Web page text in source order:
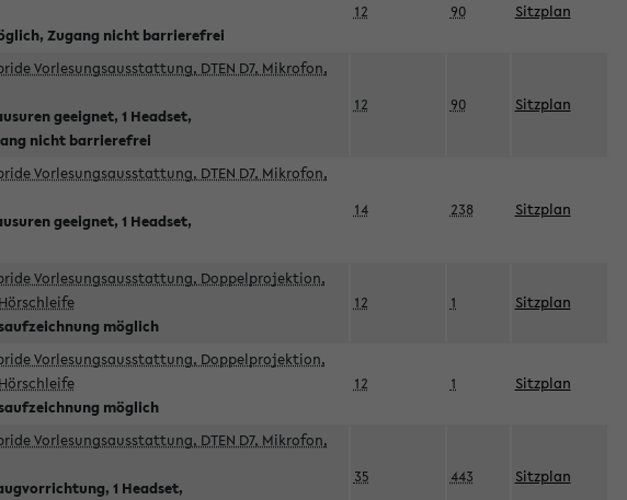
Zugang nicht barrierefrei
12 90 Sitzplan
Vorlesungsausstattung, DTEN D7, Mikrofon,
geeignet, 1 Headset,
nicht barrierefrei
12 90 Sitzplan
Vorlesungsausstattung, DTEN D7, Mikrofon,
geeignet, 1 Headset,
14 238 Sitzplan
Vorlesungsausstattung, Doppelprojektion,
möglich
12 1 Sitzplan
Vorlesungsausstattung, Doppelprojektion,
möglich
12 1 Sitzplan
Vorlesungsausstattung, DTEN D7, Mikrofon,
1 Headset,
35 443 Sitzplan